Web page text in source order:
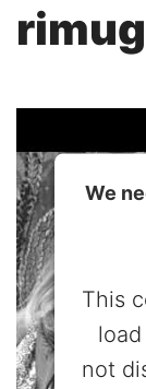
We
This
not